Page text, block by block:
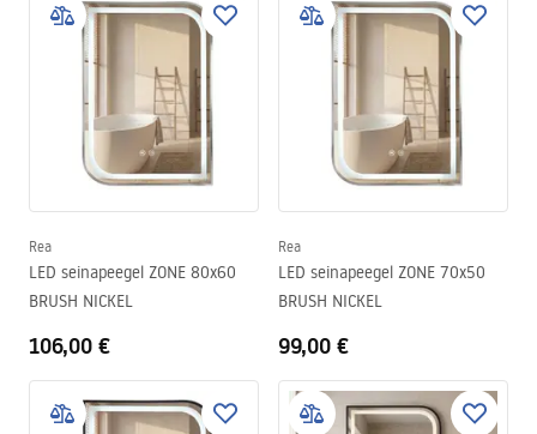
Rea
LED seinapeegel ZONE 80x60
BRUSH NICKEL
106,00 €
Rea
LED seinapeegel ZONE 70x50
BRUSH NICKEL
99,00 €